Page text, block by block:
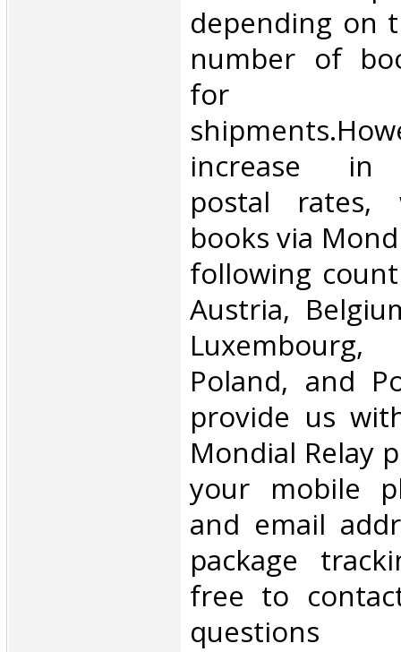
depending on
number of
for
increase in
postal
books via
following
Austria,
Poland, and
provide us
Mondial Relay
your mobile
and email
package
free to
questions‎